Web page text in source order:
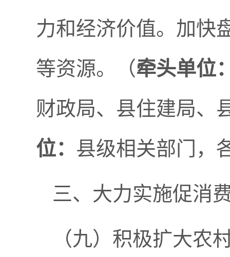
力和经济价值。加快
等资源。（牵头单位
财政局、县住建局、
位： 县级相关部门，
三、大力实施促消
（九）积极扩大农